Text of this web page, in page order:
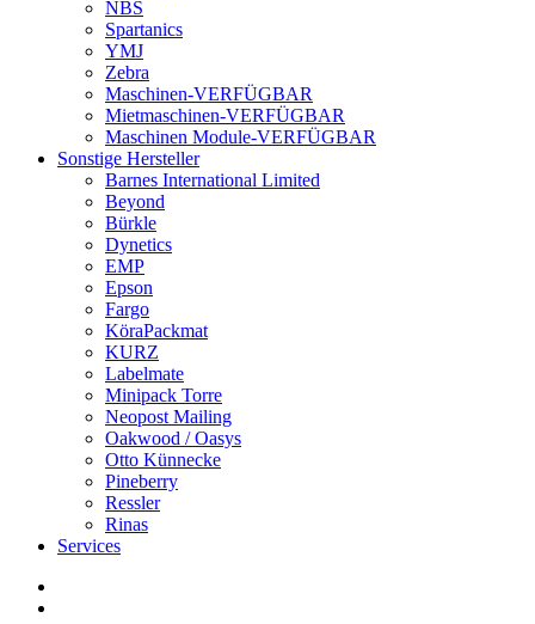
NBS
Spartanics
YMJ
Zebra
Maschinen-VERFÜGBAR
Mietmaschinen-VERFÜGBAR
Maschinen Module-VERFÜGBAR
Sonstige Hersteller
Barnes International Limited
Beyond
Bürkle
Dynetics
EMP
Epson
Fargo
KöraPackmat
KURZ
Labelmate
Minipack Torre
Neopost Mailing
Oakwood / Oasys
Otto Künnecke
Pineberry
Ressler
Rinas
Services